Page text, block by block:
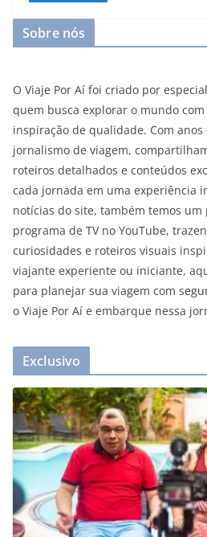
Sobre nós
O Viaje Por Aí foi criado por
quem busca explorar o mundo
inspiração de qualidade. Com
jornalismo de viagem,
roteiros detalhados e conteúdos
cada jornada em uma experiência
notícias do site, também temos um
programa de TV no YouTube,
curiosidades e roteiros visuais
viajante experiente ou iniciante,
para planejar sua viagem com
o Viaje Por Aí e embarque nessa
Exclusivo